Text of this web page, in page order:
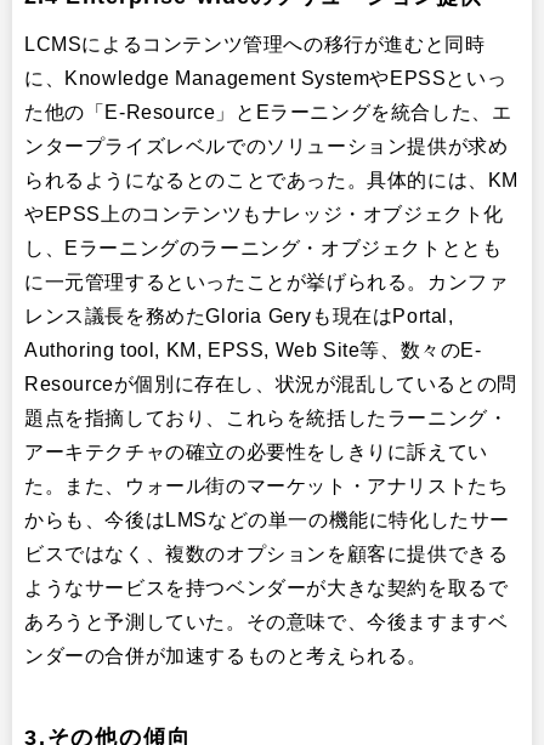
LCMSによるコンテンツ管理への移行が進むと同時
に、Knowledge Management SystemやEPSSといっ
た他の「E-Resource」とEラーニングを統合した、エ
ンタープライズレベルでのソリューション提供が求め
られるようになるとのことであった。具体的には、KM
やEPSS上のコンテンツもナレッジ・オブジェクト化
し、Eラーニングのラーニング・オブジェクトととも
に一元管理するといったことが挙げられる。カンファ
レンス議長を務めたGloria Geryも現在はPortal,
Authoring tool, KM, EPSS, Web Site等、数々のE-
Resourceが個別に存在し、状況が混乱しているとの問
題点を指摘しており、これらを統括したラーニング・
アーキテクチャの確立の必要性をしきりに訴えてい
た。また、ウォール街のマーケット・アナリストたち
からも、今後はLMSなどの単一の機能に特化したサー
ビスではなく、複数のオプションを顧客に提供できる
ようなサービスを持つベンダーが大きな契約を取るで
あろうと予測していた。その意味で、今後ますますベ
ンダーの合併が加速するものと考えられる。
3.その他の傾向